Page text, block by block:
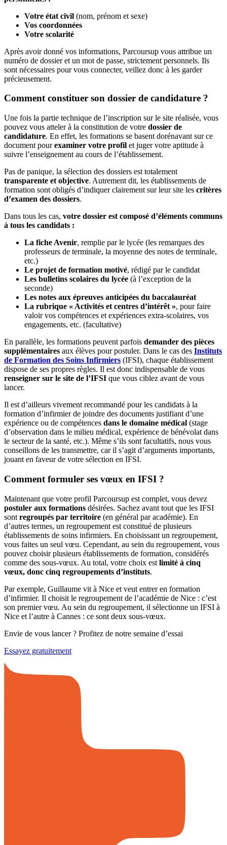
Votre état civil (nom, prénom et sexe)
Vos coordonnées
Votre scolarité
Après avoir donné vos informations, Parcoursup vous attribue un
numéro de dossier et un mot de passe, strictement personnels. Ils
sont nécessaires pour vous connecter, veillez donc à les garder
précieusement.
Comment constituer son dossier de candidature ?
Une fois la partie technique de l’inscription sur le site réalisée, vous
pouvez vous atteler à la constitution de votre dossier de
candidature. En effet, les formations se basent dorénavant sur ce
document pourexaminer votre profil et juger votre aptitude à
suivre l’enseignement au cours de l’établissement.
Pas de panique, la sélection des dossiers est totalement
transparente et objective. Autrement dit, les établissements de
formation sont obligés d’indiquer clairement sur leur site les critères
d’examen des dossiers.
Dans tous les cas, votre dossier est composé d’éléments communs
à tous les candidats :
La fiche Avenir, remplie par le lycée (les remarques des
professeurs de terminale, la moyenne des notes de terminale,
etc.)
Le projet de formation motivé, rédigé par le candidat
Les bulletins scolaires du lycée (à l’exception de la
seconde)
Les notes aux épreuves anticipées du baccalauréat
La rubrique « Activités et centres d’intérêt », pour faire
valoir vos compétences et expériences extra-scolaires, vos
engagements, etc. (facultative)
En parallèle, les formations peuvent parfois demander des pièces
supplémentaires aux élèves pour postuler. Dans le cas des Instituts
de Formation des Soins Infirmiers (IFSI), chaque établissement
dispose de ses propres règles. Il est donc indispensable de vous
renseigner sur le site de l’IFSI que vous ciblez avant de vous
lancer.
Il est d’ailleurs vivement recommandé pour les candidats à la
formation d’infirmier de joindre des documents justifiant d’une
expérience ou de compétences dans le domaine médical (stage
d’observation dans le milieu médical, expérience de bénévolat dans
le secteur de la santé, etc.). Même s’ils sont facultatifs, nous vous
conseillons de les transmettre, car il s’agit d’arguments importants,
jouant en faveur de votre sélection en IFSI.
Comment formuler ses vœux en IFSI ?
Maintenant que votre profil Parcoursup est complet, vous devez
postuler aux formations désirées. Sachez avant tout que les IFSI
sont regroupés par territoire (en général par académie). En
d’autres termes, un regroupement est constitué de plusieurs
établissements de soins infirmiers. En choisissant un regroupement,
vous faites un seul vœu. Cependant, au sein du regroupement, vous
pouvez choisir plusieurs établissements de formation, considérés
comme des sous-vœux. Au total, votre choix est limité à cinq
vœux, donc cinq regroupements d’instituts.
Par exemple, Guillaume vit à Nice et veut entrer en formation
d’infirmier. Il choisit le regroupement de l’académie de Nice : c’est
son premier vœu. Au sein du regroupement, il sélectionne un IFSI à
Nice et l’autre à Cannes : ce sont deux sous-vœux.
Envie de vous lancer ? Profitez de notre semaine d’essai
Essayez gratuitement